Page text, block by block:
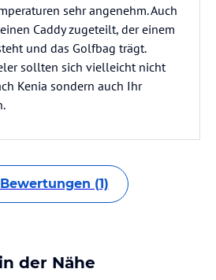
sehr angenehm. Auch
Caddy zugeteilt, der einem
und das Golfbag trägt.
sollten sich vielleicht nicht
Kenia sondern auch Ihr
(1)
der Nähe